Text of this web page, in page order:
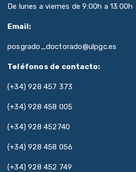
De lunes a viernes de 9:00h a 13:00h
Email:
posgrado_doctorado@ulpgc.es
Teléfonos de contacto:
(+34) 928 457 373
(+34) 928 458 005
(+34) 928 452740
(+34) 928 458 056
(+34) 928 452 749